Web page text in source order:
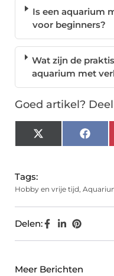
Is een aquarium
voor beginners?
Wat zijn de
aquarium met
Goed artikel?
X
(Twitter)
Tags:
Hobby en vrije tijd,
Delen:
Meer Berichten